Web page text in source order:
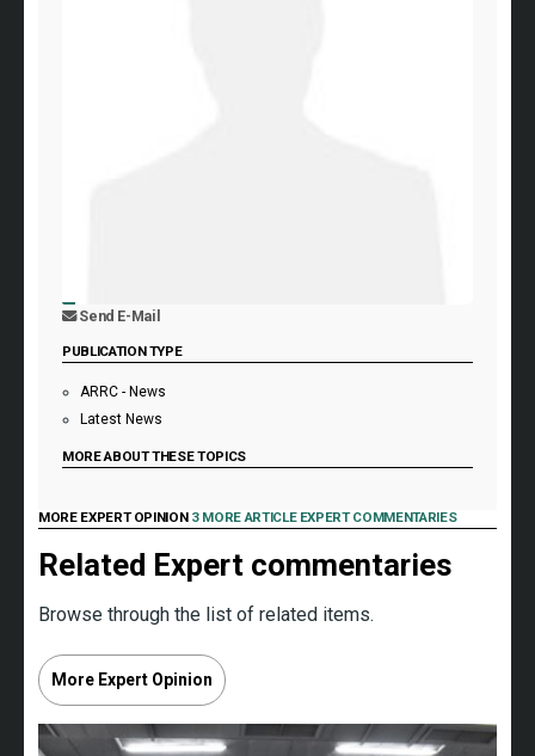
Send E-Mail
PUBLICATION TYPE
ARRC - News
Latest News
MORE ABOUT THESE TOPICS
MORE EXPERT OPINION 3 MORE ARTICLE EXPERT COMMENTARIES
Related Expert commentaries
Browse through the list of related items.
More Expert Opinion